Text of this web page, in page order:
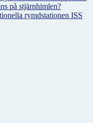
på stjärnhimlen?
rymdstationen ISS